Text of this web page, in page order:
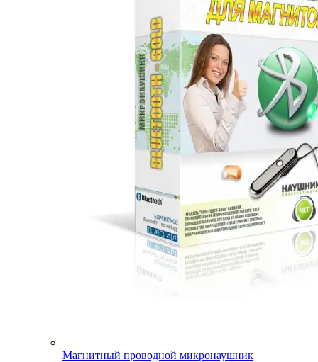
Магнитный проводной микронаушник